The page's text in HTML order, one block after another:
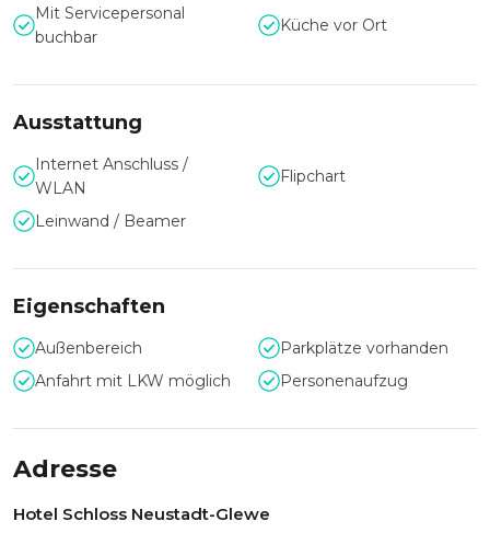
Team des Hotel Schloss Neustadt Glewe den Caesarensaal,
dieser bietet ein prachtvolles Ambiente durch die edle
können die Gäste den Ausblick auf die Elde genießen. Für
Lewitzsaal und im Glewesaal perfekt an. Beide Räume
verfügen über Tageslicht.
Das Hotel Schloss Neustadt Glewe bietet Ihnen 37
verschiedene Zimmer als Übernachtungsmöglichkeit. Alle
naheliegenden Hotel-Parkplatz parken.
Mit Servicepersonal
buchbar
Küche vor Ort
Ausstattung
Internet Anschluss /
WLAN
Flipchart
Leinwand / Beamer
Eigenschaften
Außenbereich
Parkplätze vorhanden
Anfahrt mit LKW möglich
Personenaufzug
Adresse
Hotel Schloss Neustadt-Glewe